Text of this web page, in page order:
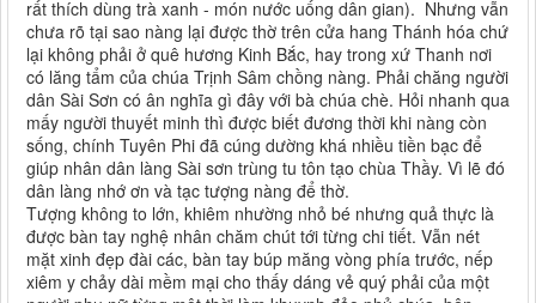
rất thích dùng trà xanh - món nước uống dân gian). Nhưng vẫn
chưa rõ tại sao nàng lại được thờ trên cửa hang Thánh hóa chứ
lại không phải ở quê hương Kinh Bắc, hay trong xứ Thanh nơi
có lăng tẩm của chúa Trịnh Sâm chồng nàng. Phải chăng người
dân Sài Sơn có ân nghĩa gì đây với bà chúa chè. Hỏi nhanh qua
mấy người thuyết minh thì được biết đương thời khi nàng còn
sống, chính Tuyên Phi đã cúng dường khá nhiều tiền bạc để
giúp nhân dân làng Sài sơn trùng tu tôn tạo chùa Thầy. Vì lẽ đó
dân làng nhớ ơn và tạc tượng nàng để thờ.
Tượng không to lớn, khiêm nhường nhỏ bé nhưng quả thực là
được bàn tay nghệ nhân chăm chút tới từng chi tiết. Vẫn nét
mặt xinh đẹp đài các, bàn tay búp măng vòng phía trước, nếp
xiêm y chảy dài mềm mại cho thấy dáng vẻ quý phải của một